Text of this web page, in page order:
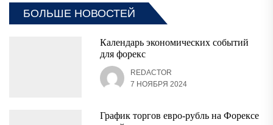
БОЛЬШЕ НОВОСТЕЙ
Календарь экономических событий
для форекс
REDACTOR
7 НОЯБРЯ 2024
График торгов евро-рубль на Форексе